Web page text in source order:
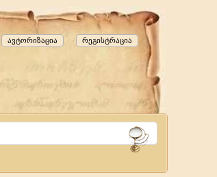
რეგისტრაცია
ავტორიზაცია